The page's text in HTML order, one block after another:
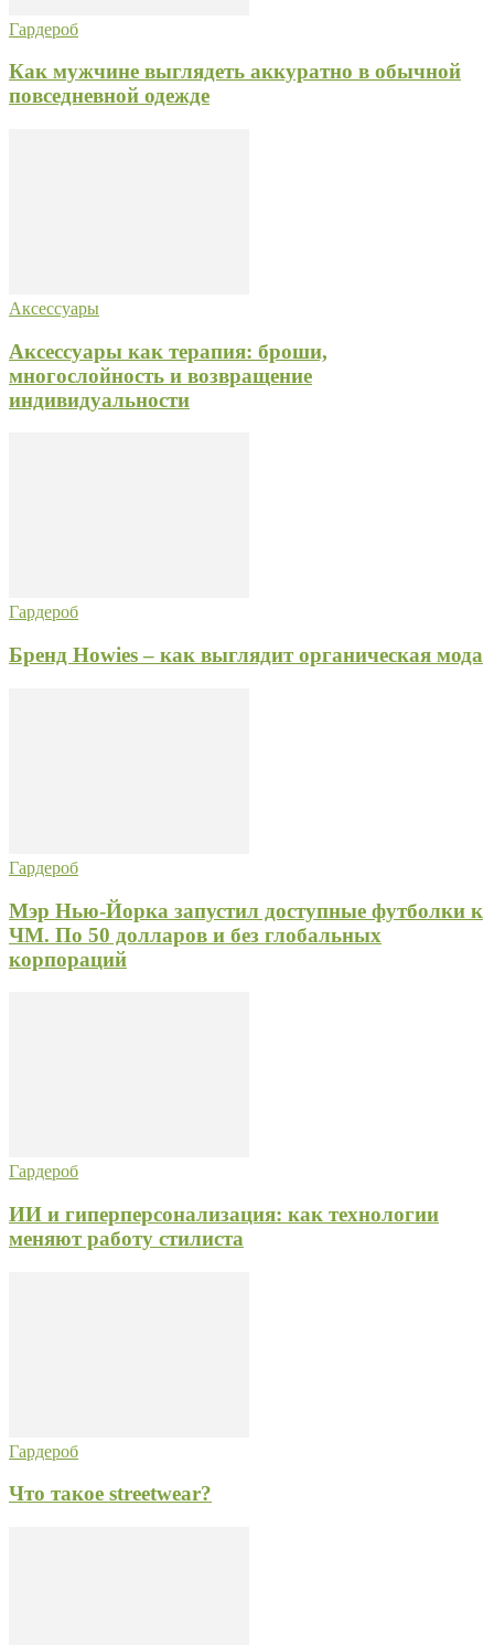
Гардероб
Как мужчине выглядеть аккуратно в обычной
повседневной одежде
Аксессуары
Аксессуары как терапия: броши,
многослойность и возвращение
индивидуальности
Гардероб
Бренд Howies – как выглядит органическая мода
Гардероб
Мэр Нью-Йорка запустил доступные футболки к
ЧМ. По 50 долларов и без глобальных
корпораций
Гардероб
ИИ и гиперперсонализация: как технологии
меняют работу стилиста
Гардероб
Что такое streetwear?